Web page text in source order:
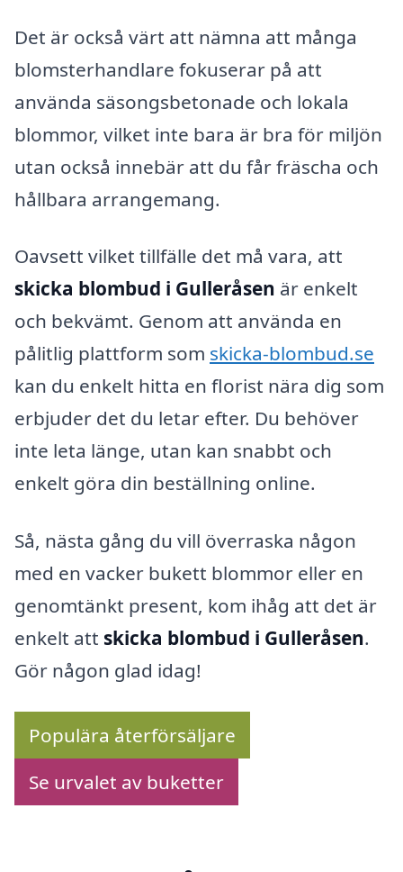
Det är också värt att nämna att många
blomsterhandlare fokuserar på att
använda säsongsbetonade och lokala
blommor, vilket inte bara är bra för miljön
utan också innebär att du får fräscha och
hållbara arrangemang.
Oavsett vilket tillfälle det må vara, att
skicka blombud i Gulleråsen är enkelt
och bekvämt. Genom att använda en
pålitlig plattform som skicka-blombud.se
kan du enkelt hitta en florist nära dig som
erbjuder det du letar efter. Du behöver
inte leta länge, utan kan snabbt och
enkelt göra din beställning online.
Så, nästa gång du vill överraska någon
med en vacker bukett blommor eller en
genomtänkt present, kom ihåg att det är
enkelt att skicka blombud i Gulleråsen.
Gör någon glad idag!
Populära återförsäljare
Se urvalet av buketter